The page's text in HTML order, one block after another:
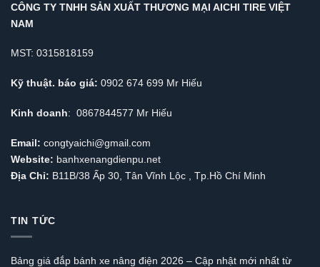
CÔNG TY TNHH SẢN XUẤT THƯƠNG MẠI AICHI TIRE VIỆT
NAM
MST: 0315818159
Kỹ thuật. báo giá: 0902 674 699 Mr Hiếu
Kinh doanh: 0867844577 Mr Hiếu
Email: congtyaichi@gmail.com
Website: banhxenangdienpu.net
Địa Chỉ: B11B/38 Ấp 30, Tân Vĩnh Lộc , Tp.Hồ Chí Minh
TIN TỨC
Bảng giá đắp bánh xe nâng điện 2026 – Cập nhật mới nhất từ